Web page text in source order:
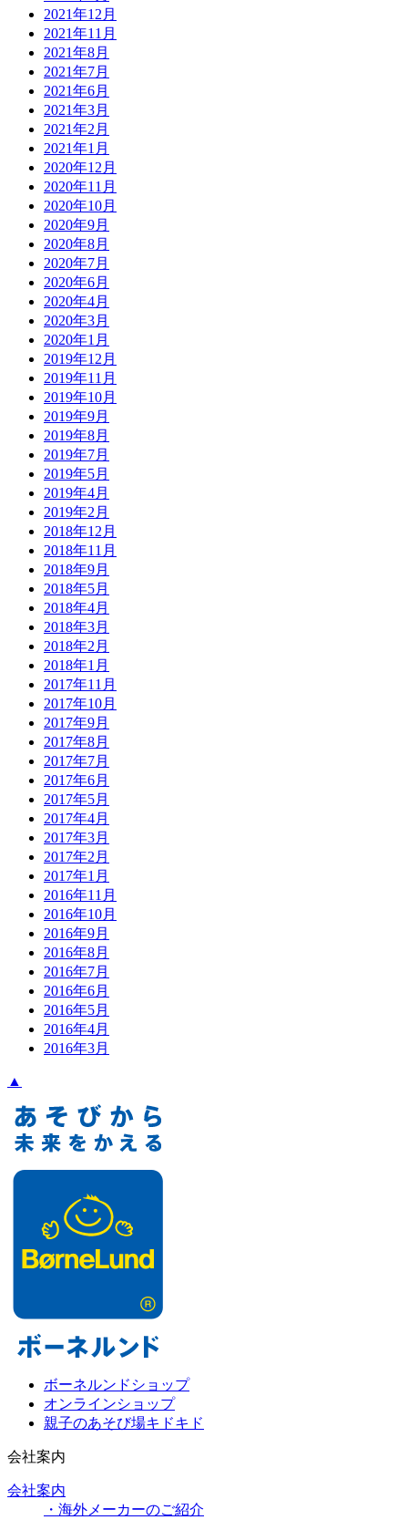
2021年12月
2021年11月
2021年8月
2021年7月
2021年6月
2021年3月
2021年2月
2021年1月
2020年12月
2020年11月
2020年10月
2020年9月
2020年8月
2020年7月
2020年6月
2020年4月
2020年3月
2020年1月
2019年12月
2019年11月
2019年10月
2019年9月
2019年8月
2019年7月
2019年5月
2019年4月
2019年2月
2018年12月
2018年11月
2018年9月
2018年5月
2018年4月
2018年3月
2018年2月
2018年1月
2017年11月
2017年10月
2017年9月
2017年8月
2017年7月
2017年6月
2017年5月
2017年4月
2017年3月
2017年2月
2017年1月
2016年11月
2016年10月
2016年9月
2016年8月
2016年7月
2016年6月
2016年5月
2016年4月
2016年3月
▲
ボーネルンドショップ
オンラインショップ
親子のあそび場キドキド
会社案内
会社案内
・海外メーカーのご紹介